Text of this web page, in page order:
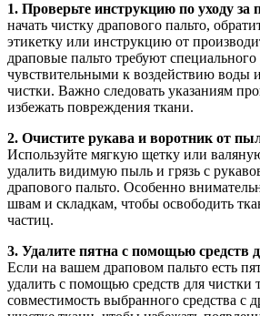
1. Проверьте инструкцию по уходу за
начать чистку драпового пальто,
этикетку или инструкцию от
драповые пальто требуют
чувствительными к воздействию воды
чистки. Важно следовать указаниям
избежать повреждения ткани.
2. Очистите рукава и воротник от
Используйте мягкую щетку или
удалить видимую пыль и грязь с
драпового пальто. Особенно
швам и складкам, чтобы освободить
частиц.
3. Удалите пятна с помощью средств
Если на вашем драповом пальто есть
удалить с помощью средств для чистки
совместимость выбранного средства с